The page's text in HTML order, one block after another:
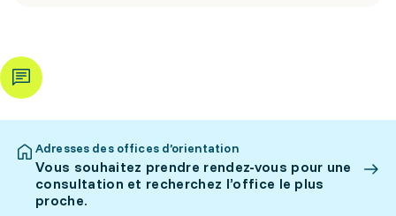
Adresses des offices d’orientation
Vous souhaitez prendre rendez-vous pour une
consultation et recherchez l’office le plus
proche.